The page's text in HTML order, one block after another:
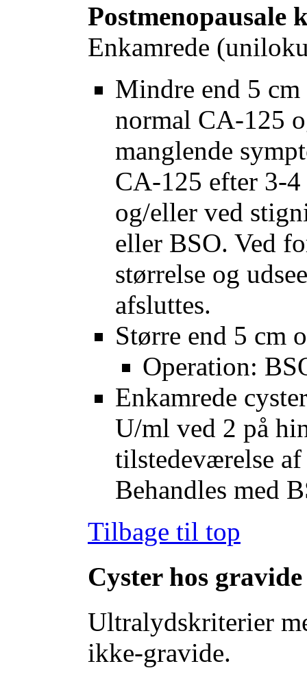
Postmenopausale
Enkamrede
Mindre end 5
normal CA-125
manglende
CA-125 efter 3-4
og/eller ved
eller BSO. Ved
størrelse og
afsluttes.
Større end 5 cm
Operation:
Enkamrede
U/ml ved 2 på
tilstedeværelse
Behandles med
Tilbage til top
Cyster hos gravide
Ultralydskriterier
ikke-gravide.